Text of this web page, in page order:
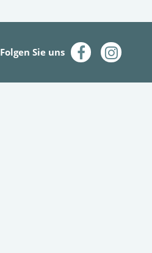
Folgen Sie uns